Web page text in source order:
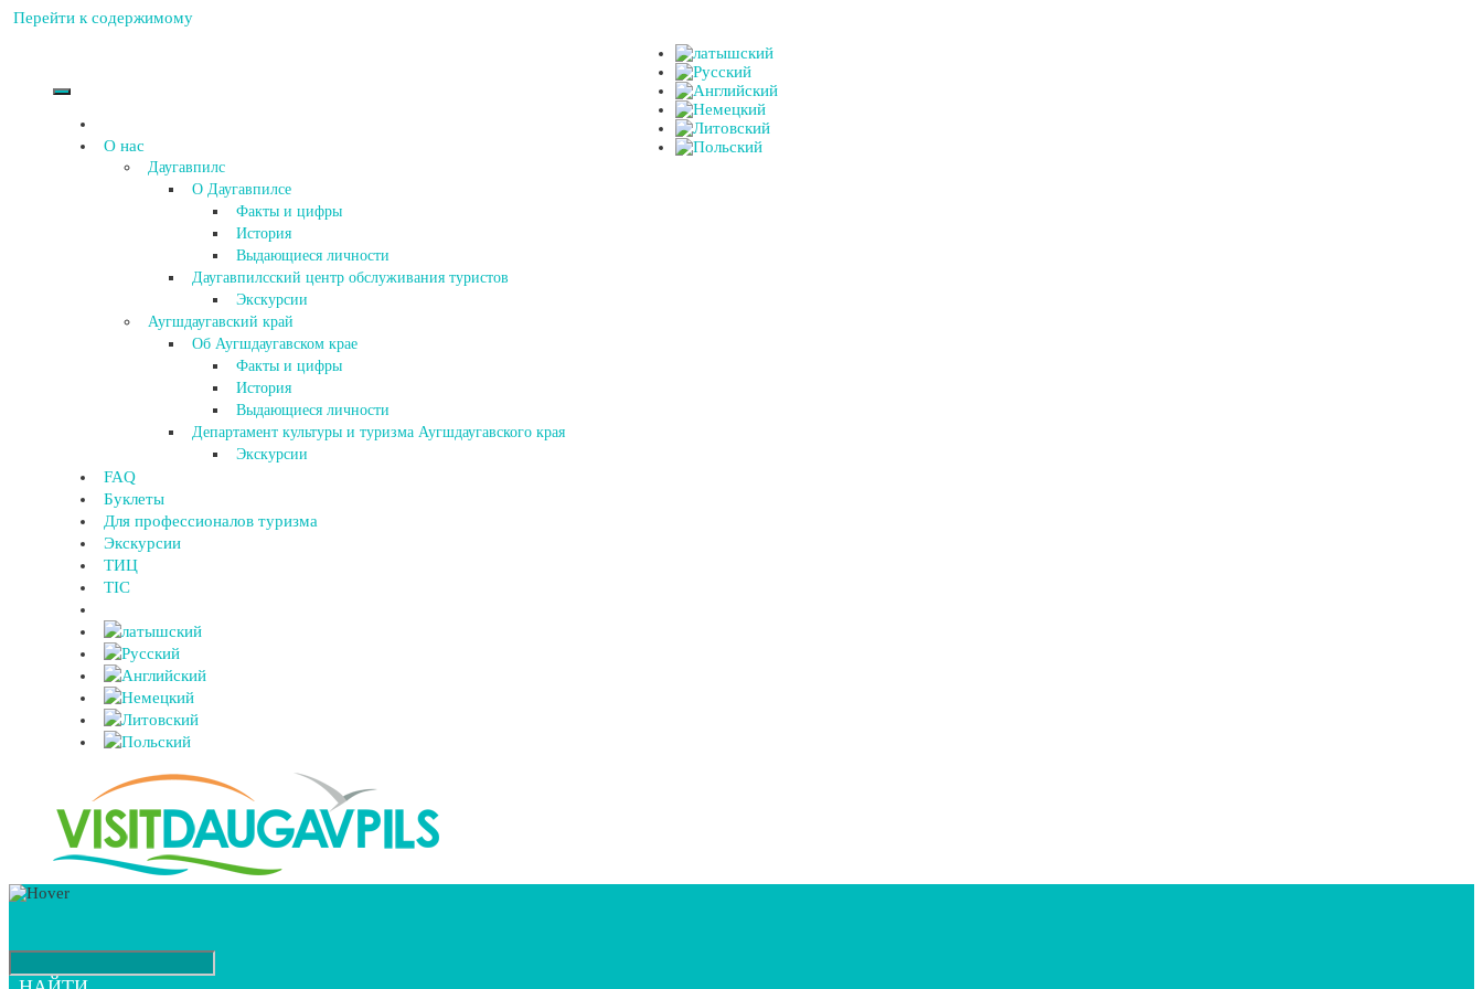
Перейти к содержимому
О нас
Даугавпилс
О Даугавпилсе
Факты и цифры
История
Выдающиеся личности
Даугавпилсский центр обслуживания туристов
Экскурсии
Аугшдаугавский край
Об Аугшдаугавском крае
Факты и цифры
История
Выдающиеся личности
Департамент культуры и туризма Аугшдаугавского края
Экскурсии
FAQ
Буклеты
Для профессионалов туризма
Экскурсии
ТИЦ
TIC